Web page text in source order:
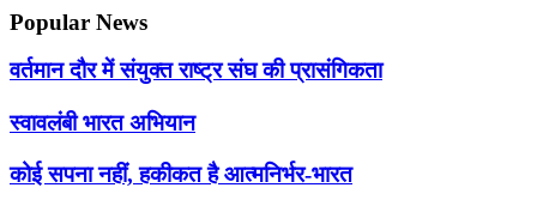
Popular News
वर्तमान दौर में संयुक्त राष्ट्र संघ की प्रासंगिकता
स्वावलंबी भारत अभियान
कोई सपना नहीं, हकीकत है आत्मनिर्भर-भारत